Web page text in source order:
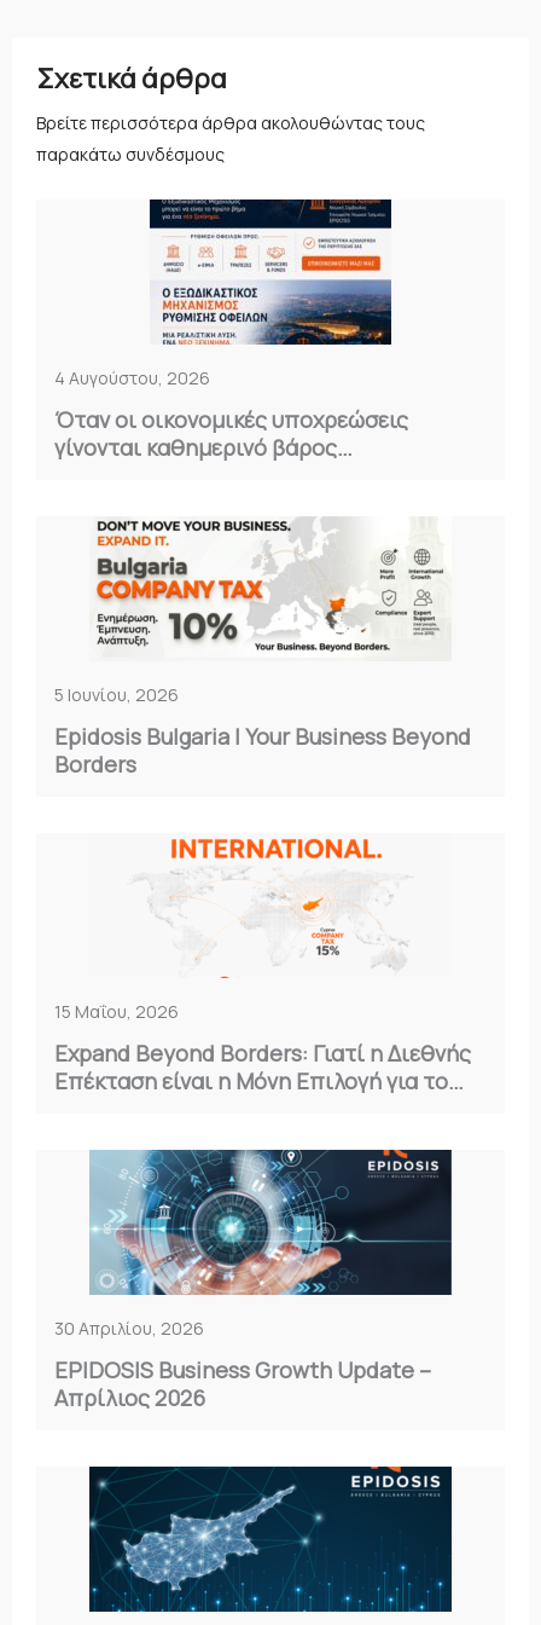
Σχετικά άρθρα
Βρείτε περισσότερα άρθρα ακολουθώντας τους
παρακάτω συνδέσμους
4 Αυγούστου, 2026
Όταν οι οικονομικές υποχρεώσεις
γίνονται καθημερινό βάρος…
5 Ιουνίου, 2026
Epidosis Bulgaria | Your Business Beyond
Borders
15 Μαΐου, 2026
Expand Beyond Borders: Γιατί η Διεθνής
Επέκταση είναι η Μόνη Επιλογή για το
30 Απριλίου, 2026
EPIDOSIS Business Growth Update –
Απρίλιος 2026